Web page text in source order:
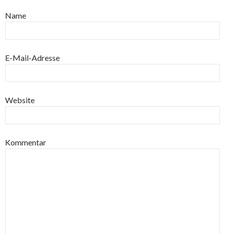
Name
E-Mail-Adresse
Website
Kommentar